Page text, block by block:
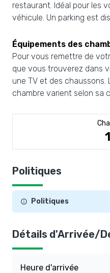
restaurant. Idéal pour les
véhicule. Un parking est
Équipements des
Pour vous remettre de
que vous trouverez dans
une TV et des chaussons.
chambre varient selon sa
Politiques
Politiques
Détails d'Arrivée/
Heure d'arrivée